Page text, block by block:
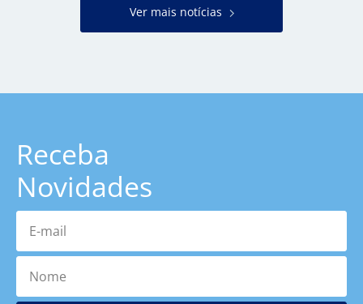
Ver mais notícias
Receba
Novidades
E-mail
Nome